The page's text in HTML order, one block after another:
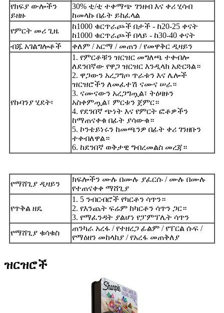
የክፍያ ውሎችን
ይዘዙ
30% ቲ/ቲ ተቀማጭ ገንዘብ እና ቀሪ ሂሳብ
ከመላኩ በፊት ይከፈላል
የምርት መሪ ጊዜ
ከ1000 ቁርጥራጮች በታች - ከ20-25 ቀናት
ከ1000 ቁርጥራጮች በላይ - ከ30-40 ቀናት
ብጁ አገልግሎቶች
ቀለም / አርማ / መጠን / የመዋቅር ዲዛይን
የኩባንያ ሂደት፡
1. የምርቶቹን ዝርዝር መግለጫ ተቀብሎ
ለደንበኛው የዋጋ ዝርዝር እንዲላክ አድርጓል።
2. ዋጋውን አረጋግጦ ጥራቱን እና ሌሎች
ዝርዝሮችን ለመፈተሽ ናሙና ሠራ።
3. ናሙናውን አረጋግጧል፣ ትዕዛዙን
አስቀምጧል፣ ምርቱን ጀምር።
4. የደንበኛ ጭነት እና የምርት ፎቶዎችን
ከማጠናቀቁ በፊት ያሳውቁ።
5. ኮንቴይነሩን ከመጫንዎ በፊት ቀሪ ገንዘቡን
ተቀብለዋል።
6. ከደንበኛ ወቅታዊ ግብረመልስ መረጃ።
የማሸጊያ ዲዛይን
ክፍሎችን ሙሉ በሙሉ ያፈርሱ / ሙሉ በሙሉ
የተጠናቀቀ ማሸጊያ
የጥቅል ዘዴ
1. 5 ንብርብሮች የካርቶን ሳጥን።
2. የእንጨት ፍሬም ከካርቶን ሳጥን ጋር።
3. የማፈንዳት ያልሆነ የፓምፕሌት ሳጥን
የማሸጊያ ቁሳቁስ
ጠንካራ አረፋ / የተዘረጋ ፊልም / የፐርል ሱፍ /
የማዕዘን መከላከያ / የአረፋ መጠቅለያ
ዝርዝሮች